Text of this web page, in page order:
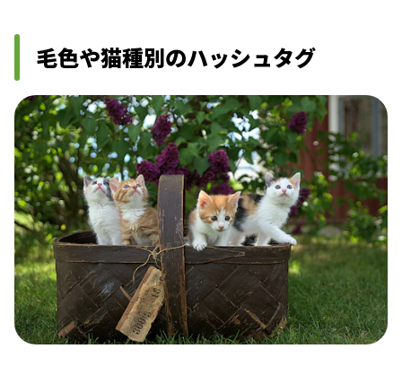
毛色や猫種別のハッシュタグ